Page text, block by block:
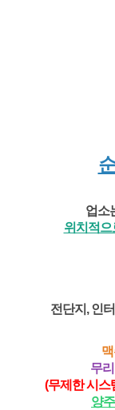
업소
위치적으
전단지, 인
무
(무제한 시스
양